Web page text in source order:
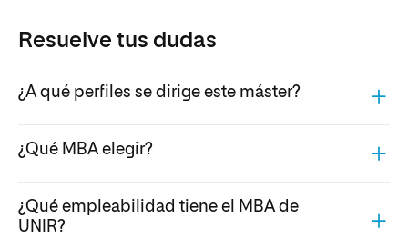
Resuelve tus dudas
¿A qué perfiles se dirige este máster?
¿Qué MBA elegir?
¿Qué empleabilidad tiene el MBA de
UNIR?